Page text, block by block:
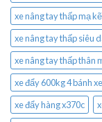
xe nâng tay thấp mạ
xe nâng tay thấp siêu
xe nâng tay thấp thân
xe đẩy 600kg 4 bánh xe
xe đẩy hàng x370c